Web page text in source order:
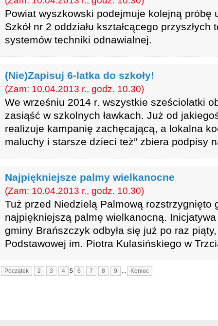
Powiat wyszkowski podejmuje kolejną próbę
Szkół nr 2 oddziału kształcącego
systemów techniki odnawialnej.
(Nie)Zapisuj 6-latka do szkoły!
(Zam: 10.04.2013 r., godz. 10.30)
We wrześniu 2014 r. wszystkie sześciolatki
zasiąść w szkolnych ławkach. Już od
realizuje kampanię zachęcającą, a lokalna
maluchy i starsze dzieci też” zbiera podpisy
Najpiękniejsze palmy wielkanocne
(Zam: 10.04.2013 r., godz. 10.30)
Tuż przed Niedzielą Palmową rozstrzygnięto
najpiękniejszą palmę wielkanocną.
gminy Brańszczyk odbyła się już po raz
Podstawowej im. Piotra Kulasińskiego w
Początek 2 3 4 5 6 7 8 9 ... Koniec